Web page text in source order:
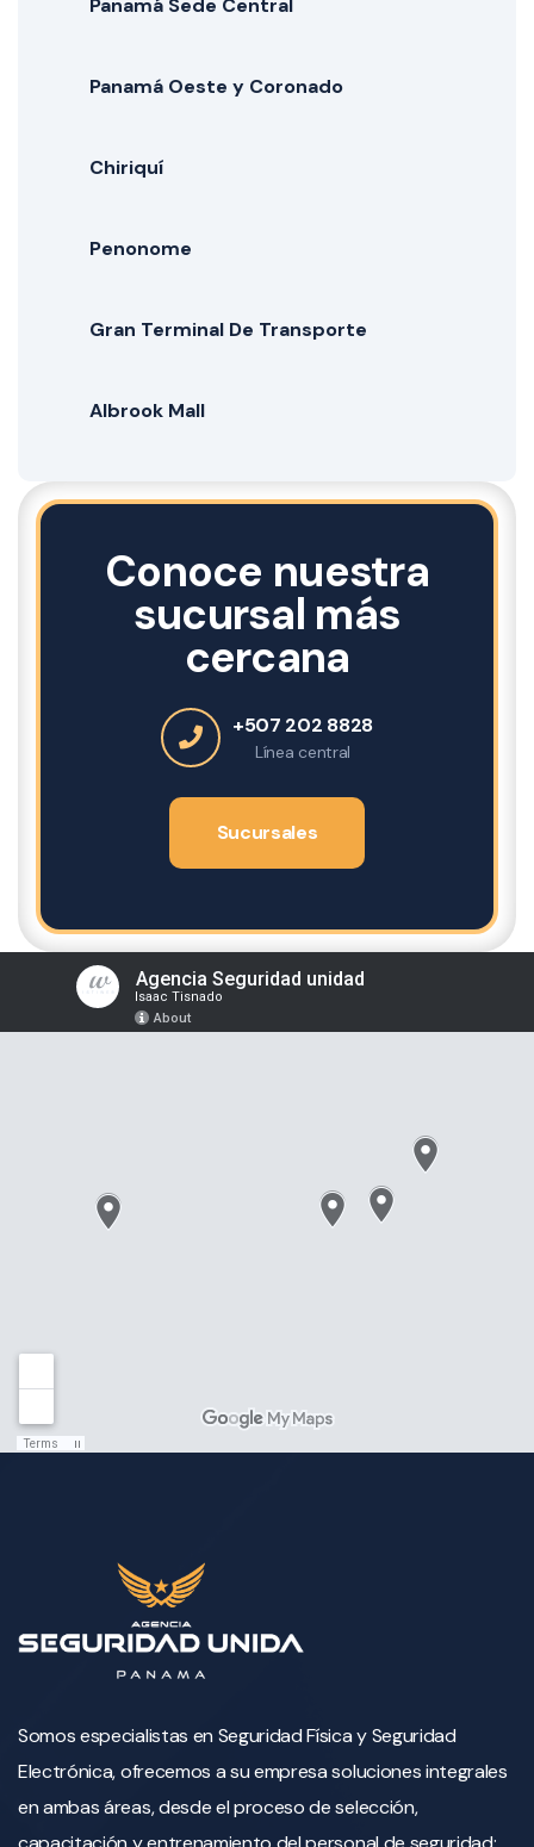
Panamá Sede Central
Panamá Oeste y Coronado
Chiriquí
Penonome
Gran Terminal De Transporte
Albrook Mall
Conoce nuestra
sucursal más
cercana
+507 202 8828
Línea central
Sucursales
Somos especialistas en Seguridad Física y Seguridad
Electrónica, ofrecemos a su empresa soluciones integrales
en ambas áreas, desde el proceso de selección,